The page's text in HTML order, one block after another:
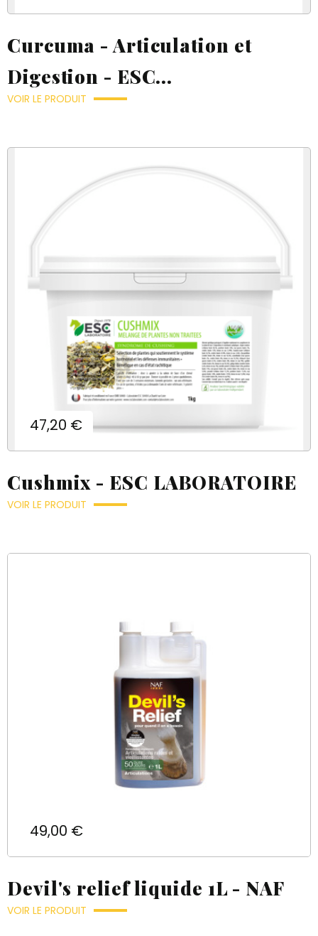
Curcuma - Articulation et
Digestion - ESC...
VOIR LE PRODUIT
Prix
47,20 €
Cushmix - ESC LABORATOIRE
VOIR LE PRODUIT
Prix
49,00 €
Devil's relief liquide 1L - NAF
VOIR LE PRODUIT